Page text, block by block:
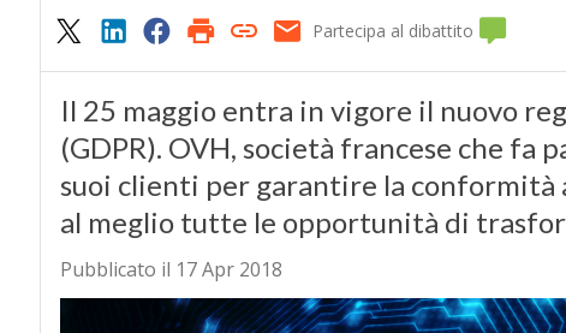
Partecipa al dibattito
Il 25 maggio entra in vigore il nuovo
(GDPR). OVH, società francese che fa
suoi clienti per garantire la conformità
al meglio tutte le opportunità di
Pubblicato il 17 Apr 2018